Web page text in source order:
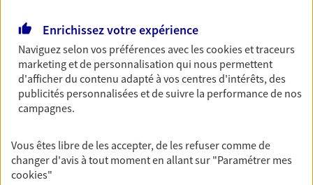
06 31 69 38 88
NOUS CONTACTER
Enrichissez votre expérience
Naviguez selon vos préférences avec lescookies et traceurs
marketing et de personnalisation qui nous permettent
d'afficher du contenu adapté à vos centres d'intérêts, des
publicités personnalisées et de suivre la performance de nos
campagnes.
Vous êtes libre de les accepter, de les refuser comme de
changer d'avis à tout moment en allant sur "Paramétrer mes
cookies"